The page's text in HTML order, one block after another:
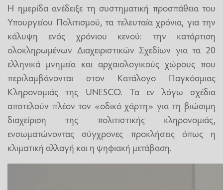
Η ημερίδα ανέδειξε τη συστηματική προσπάθεια του
Υπουργείου Πολιτισμού, τα τελευταία χρόνια, για την
κάλυψη ενός χρόνιου κενού: την κατάρτιση
ολοκληρωμένων Διαχειριστικών Σχεδίων για τα 20
ελληνικά μνημεία και αρχαιολογικούς χώρους που
περιλαμβάνονται στον Κατάλογο Παγκόσμιας
Κληρονομιάς της UNESCO. Τα εν λόγω σχέδια
αποτελούν πλέον τον «οδικό χάρτη» για τη βιώσιμη
διαχείριση της πολιτιστικής κληρονομιάς,
ενσωματώνοντας σύγχρονες προκλήσεις όπως η
κλιματική αλλαγή και η ψηφιακή μετάβαση.